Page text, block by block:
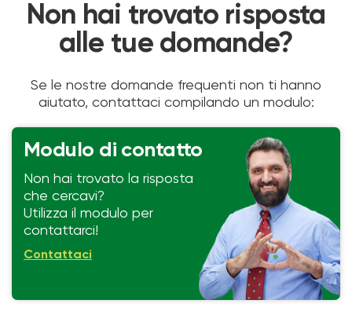
Non hai trovato risposta
alle tue domande?
Se le nostre domande frequenti non ti hanno
aiutato, contattaci compilando un modulo:
Modulo di contatto
Non hai trovato la risposta
che cercavi?
Utilizza il modulo per
contattarci!
Contattaci